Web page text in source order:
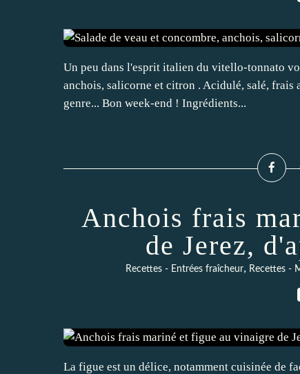
Un peu dans l'esprit italien du vitello-tonnato
anchois, salicorne et citron . Acidulé, salé, frais
genre... Bon week-end ! Ingrédients...
Anchois frais
de Jerez,
Recettes - Entrées fraîcheur, Recettes -
La figue est un délice, notamment cuisinée de